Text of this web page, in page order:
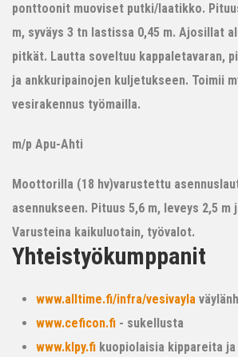
ponttoonit muoviset putki/laatikko.
m, syväys 3 tn lastissa 0,45 m. Ajosillat
pitkät. Lautta soveltuu kappaletavaran,
ja ankkuripainojen kuljetukseen. Toimii
vesirakennus työmailla.
m/p Apu-Ahti
Moottorilla (18 hv)varustettu
asennukseen. Pituus 5,6 m, leveys 2,5 m
Varusteina kaikuluotain, työvalot.
Yhteistyökumppanit
www.alltime.fi/infra/vesivayla
www.ceficon.fi - sukellusta
www.klpy.fi kuopiolaisia kippareita